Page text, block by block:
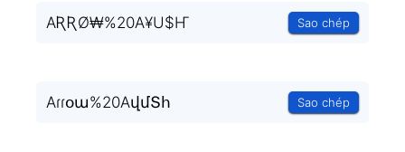
AƦƦØ₩%20A¥U$Ҥ Sao chép
Aɾɾօա%20AվմՏհ Sao chép